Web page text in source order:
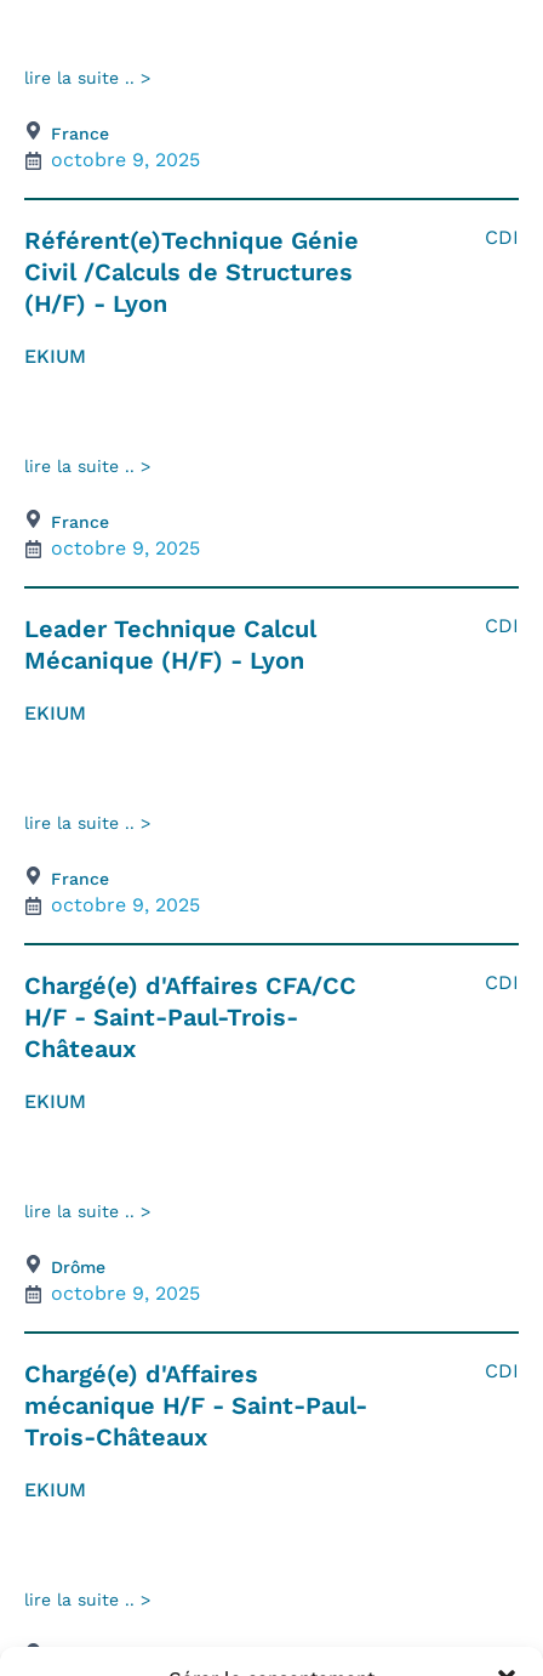
lire la suite .. >
France
octobre 9, 2025
Référent(e)Technique Génie
Civil /Calculs de Structures
(H/F) - Lyon
EKIUM
lire la suite .. >
CDI
France
octobre 9, 2025
Leader Technique Calcul
Mécanique (H/F) - Lyon
EKIUM
lire la suite .. >
CDI
France
octobre 9, 2025
Chargé(e) d'Affaires CFA/CC
H/F - Saint-Paul-Trois-
Châteaux
EKIUM
lire la suite .. >
CDI
Drôme
octobre 9, 2025
Chargé(e) d'Affaires
mécanique H/F - Saint-Paul-
Trois-Châteaux
EKIUM
lire la suite .. >
CDI